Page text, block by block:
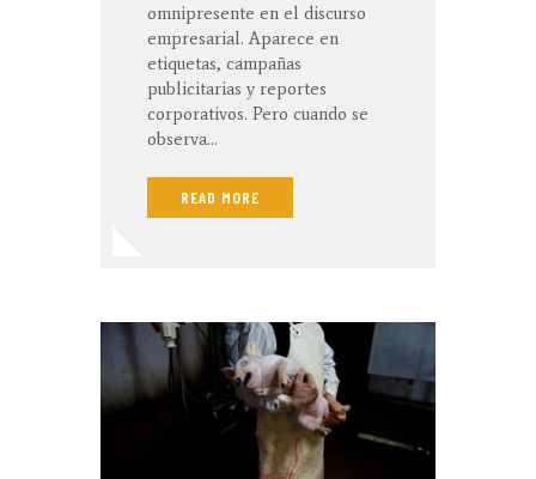
omnipresente en el discurso
empresarial. Aparece en
etiquetas, campañas
publicitarias y reportes
corporativos. Pero cuando se
observa…
READ MORE